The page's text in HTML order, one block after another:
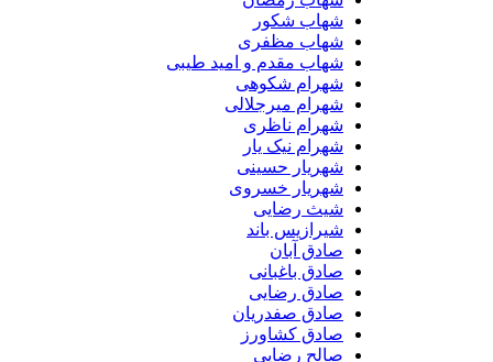
شهاب شکور
شهاب مظفری
شهاب مقدم و امید طیبی
شهرام شکوهی
شهرام میرجلالی
شهرام ناظری
شهرام نیک یار
شهریار حسینی
شهریار خسروی
شیث رضایی
شیرازیس باند
صادق آبان
صادق باغبانی
صادق رضایی
صادق صفدریان
صادق کشاورز
صالح رضایی